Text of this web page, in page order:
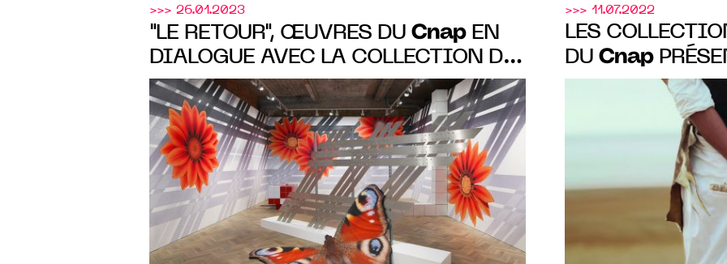
>>> 26.01.2023
"LE RETOUR", ŒUVRES DU CnapEN
DIALOGUE AVEC LA COLLECTION DU
MRAC OCCITANIE, DÈS LE 29 JANV.
2023 À SÉRIGNAN
>>> 11.07.2022
LES
DU Cnap
TOURCOING
"LES
AU 12.02.2023